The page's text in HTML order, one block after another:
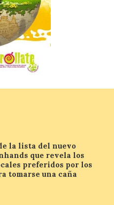
la
de
de
de
de
millones de
JOVEL
Social
favorecer la
jóvenes
el Sistema
la lista del nuevo
que revela los
preferidos por los
tomarse una caña